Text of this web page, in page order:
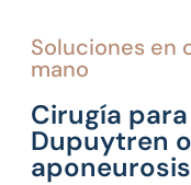
soluciones en
mano
Cirugía
Dupuytren